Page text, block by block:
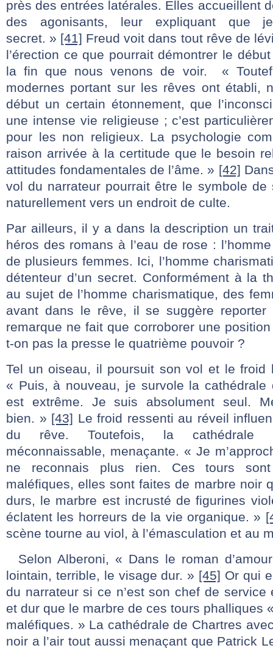
près des entrées latérales. Elles accueillent
des agonisants, leur expliquant que
secret. » [41] Freud voit dans tout rêve de
l’érection ce que pourrait démontrer le
la fin que nous venons de voir. «
modernes portant sur les rêves ont établi,
début un certain étonnement, que
une intense vie religieuse ; c’est
pour les non religieux. La psychologie
raison arrivée à la certitude que le besoin
attitudes fondamentales de l’âme. » [42]
vol du narrateur pourrait être le symbole
naturellement vers un endroit de culte.
Par ailleurs, il y a dans la description un
héros des romans à l’eau de rose :
de plusieurs femmes. Ici, l’homme
détenteur d’un secret. Conformément à la
au sujet de l’homme charismatique, des
avant dans le rêve, il se suggère reporter
remarque ne fait que corroborer une position
t-on pas la presse le quatrième pouvoir ?
Tel un oiseau, il poursuit son vol et le froid
« Puis, à nouveau, je survole la cathédrale
est extrême. Je suis absolument seul.
bien. » [43] Le froid ressenti au réveil
du rêve. Toutefois, la cathédrale
méconnaissable, menaçante. « Je
ne reconnais plus rien. Ces tours sont
maléfiques, elles sont faites de marbre noir
durs, le marbre est incrusté de figurines
éclatent les horreurs de la vie organique. »
scène tourne au viol, à l’émasculation et au
Selon Alberoni, « Dans le roman
lointain, terrible, le visage dur. » [45] Or qui
du narrateur si ce n’est son chef de
et dur que le marbre de ces tours phalliques
maléfiques. » La cathédrale de Chartres
noir a l’air tout aussi menaçant que Patrick